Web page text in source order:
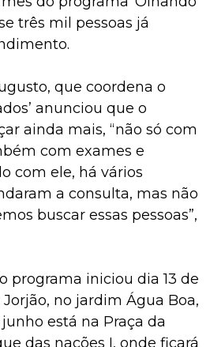
três mil pessoas já
que coordena o
anunciou que o
ainda mais, “não só com
com exames e
com ele, há vários
a consulta, mas não
buscar essas pessoas”,
programa iniciou dia 13 de
no jardim Água Boa,
está na Praça da
das nações I, onde ficará